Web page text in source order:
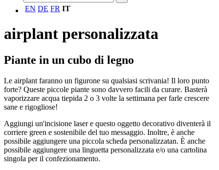
EN DE FR IT
airplant personalizzata
Piante in un cubo di legno
Le airplant faranno un figurone su qualsiasi scrivania! Il loro punto
forte? Queste piccole piante sono davvero facili da curare. Basterà
vaporizzare acqua tiepida 2 o 3 volte la settimana per farle crescere
sane e rigogliose!
Aggiungi un'incisione laser e questo oggetto decorativo diventerà il
corriere green e sostenibile del tuo messaggio. Inoltre, è anche
possibile aggiungere una piccola scheda personalizzatan. È anche
possibile aggiungere una linguetta personalizzata e/o una cartolina
singola per il confezionamento.